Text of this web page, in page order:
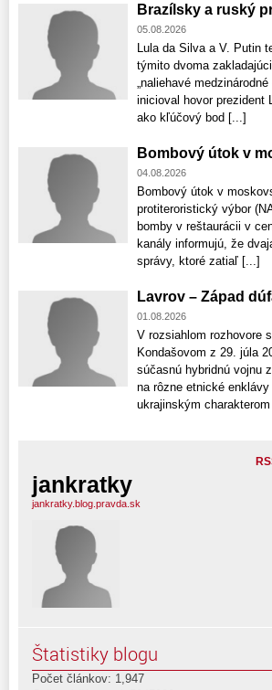
Brazílsky a ruský
05.08.2026
Lula da Silva a V. Putin
týmito dvoma
„naliehavé
inicioval hovor prezident
ako kľúčový bod [...]
Bombový útok v
04.08.2026
Bombový útok v
protiteroristický výbor
bomby v reštaurácii v
kanály informujú, že
správy, ktoré zatiaľ [...]
Lavrov – Západ
01.08.2026
V rozsiahlom rozhovore
Kondašovom z 29. júla
súčasnú hybridnú vojnu
na rôzne etnické
ukrajinským
jankratky
jankratky.blog.pravda.sk
Štatistiky blogu
Počet článkov: 1,947